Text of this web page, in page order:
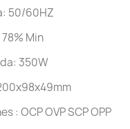
50/60HZ
Min
350W
: OCP OVP SCP OPP